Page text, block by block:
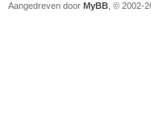
Aangedreven door MyBB , © 2002-